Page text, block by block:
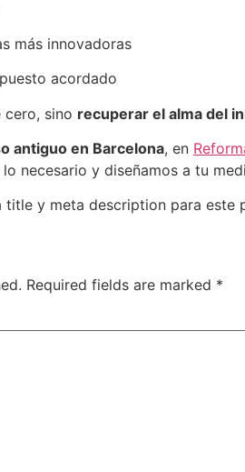
más innovadoras
acordado
cero, sino recuperar el alma del
antiguo en Barcelona, en
necesario y diseñamos a tu
title y meta description para este
Required fields are marked *